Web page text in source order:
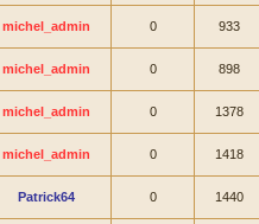
michel_admin 0 933
michel_admin 0 898
michel_admin 0 1378
michel_admin 0 1418
Patrick64 0 1440